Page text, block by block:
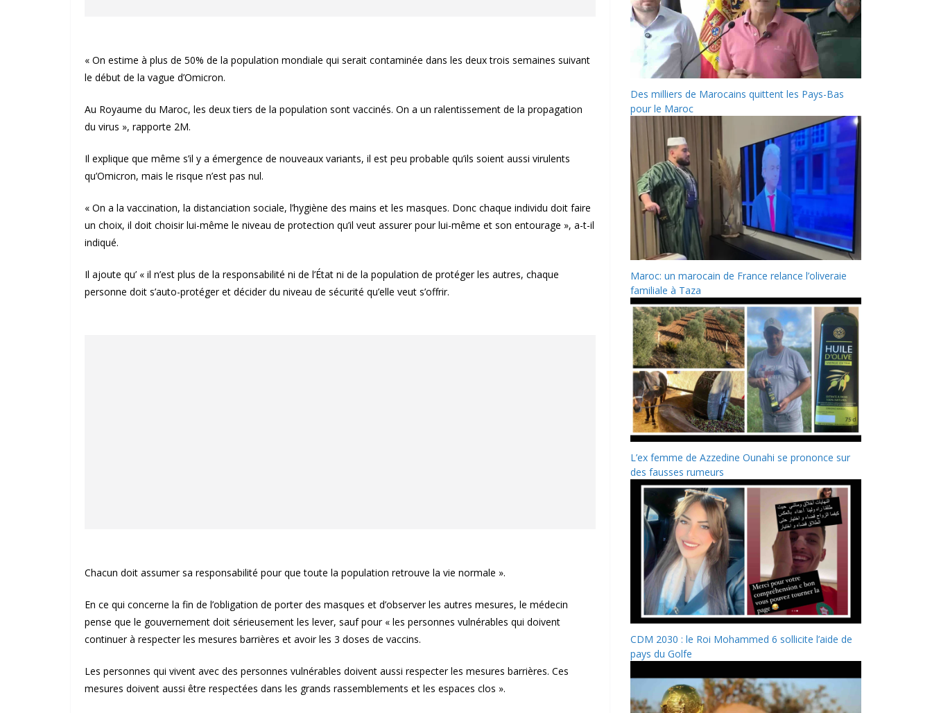
« On estime à plus de 50% de la population mondiale qui serait contaminée dans les deux trois semaines suivant
le début de la vague d’Omicron.
Au Royaume du Maroc, les deux tiers de la population sont vaccinés. On a un ralentissement de la propagation
du virus », rapporte 2M.
Il explique que même s’il y a émergence de nouveaux variants, il est peu probable qu’ils soient aussi virulents
qu’Omicron, mais le risque n’est pas nul.
« On a la vaccination, la distanciation sociale, l’hygiène des mains et les masques. Donc chaque individu doit faire
un choix, il doit choisir lui-même le niveau de protection qu’il veut assurer pour lui-même et son entourage », a-t-il
indiqué.
Il ajoute qu’ « il n’est plus de la responsabilité ni de l’État ni de la population de protéger les autres, chaque
personne doit s’auto-protéger et décider du niveau de sécurité qu’elle veut s’offrir.
Chacun doit assumer sa responsabilité pour que toute la population retrouve la vie normale ».
En ce qui concerne la fin de l’obligation de porter des masques et d’observer les autres mesures, le médecin
pense que le gouvernement doit sérieusement les lever, sauf pour « les personnes vulnérables qui doivent
continuer à respecter les mesures barrières et avoir les 3 doses de vaccins.
Les personnes qui vivent avec des personnes vulnérables doivent aussi respecter les mesures barrières. Ces
mesures doivent aussi être respectées dans les grands rassemblements et les espaces clos ».
Des milliers de Marocains quittent les Pays-Bas
pour le Maroc
Maroc: un marocain de France relance l’oliveraie
familiale à Taza
L’ex femme de Azzedine Ounahi se prononce sur
des fausses rumeurs
CDM 2030 : le Roi Mohammed 6 sollicite l’aide de
pays du Golfe